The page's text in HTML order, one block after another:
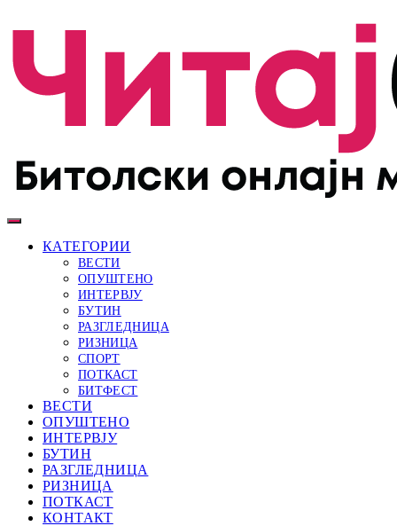
КАТЕГОРИИ
ВЕСТИ
ОПУШТЕНО
ИНТЕРВЈУ
БУТИН
РАЗГЛЕДНИЦА
РИЗНИЦА
СПОРТ
ПОТКАСТ
БИТФЕСТ
ВЕСТИ
ОПУШТЕНО
ИНТЕРВЈУ
БУТИН
РАЗГЛЕДНИЦА
РИЗНИЦА
ПОТКАСТ
КОНТАКТ